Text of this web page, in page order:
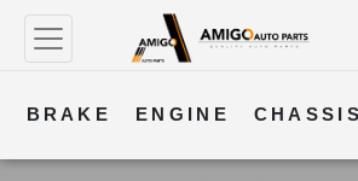
BRAKE ENGINE CHASSIS